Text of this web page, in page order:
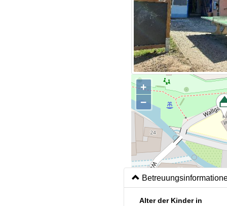
+
−
Alter der Kinder in